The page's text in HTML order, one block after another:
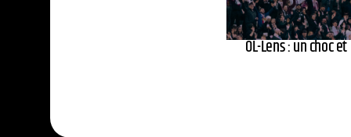
OL-Lens : un choc